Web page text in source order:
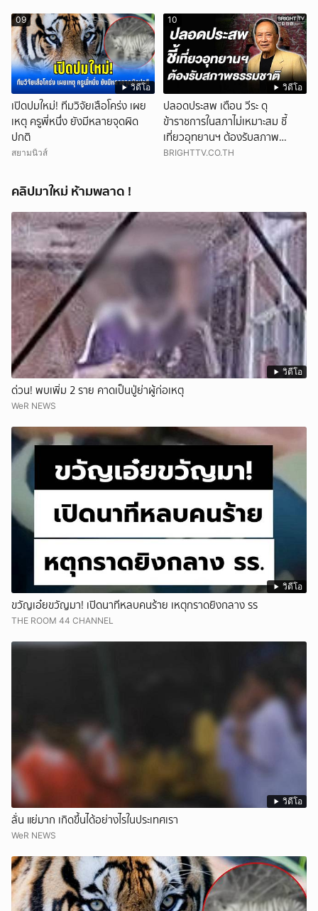
วิดีโอ
09
เปิดปมใหม่! ทีมวิจัยเสือโคร่ง เผย
เหตุ ครูพี่หนึ่ง ยังมีหลายจุดผิด
ปกติ
สยามนิวส์
วิดีโอ
10
ปลอดประสพ เตือน วีระ ดุ
ข้าราชการในสภาไม่เหมาะสม ชี้
เที่ยวอุทยานฯ ต้องรับสภาพ
ธรรมชาติ
BRIGHTTV.CO.TH
คลิปมาใหม่ ห้ามพลาด !
วิดีโอ
ด่วน! พบเพิ่ม 2 ราย คาดเป็นปู่ย่าผู้ก่อเหตุ
WeR NEWS
วิดีโอ
ขวัญเอ๋ยขวัญมา! เปิดนาทีหลบคนร้าย เหตุกราดยิงกลาง รร
THE ROOM 44 CHANNEL
วิดีโอ
ลั่น แย่มาก เกิดขึ้นได้อย่างไรในประเทศเรา
WeR NEWS